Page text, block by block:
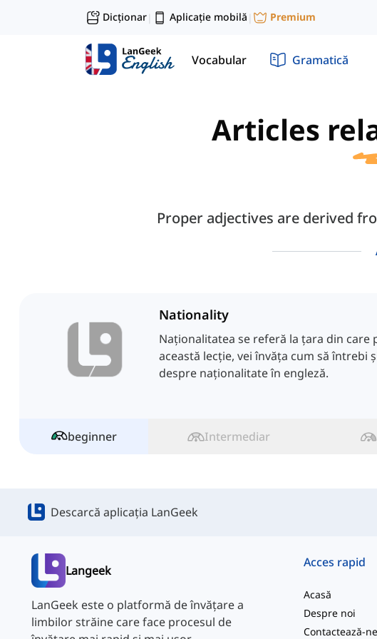
Dicționar| Aplicație mobilă | Premium
Vocabular Gramatică
Articles
Proper adjectives are derived
Nationality
Naționalitatea se referă la țara din care
această lecție, vei învăța cum să întrebi
despre naționalitate în engleză.
beginner Intermediar
Descarcă aplicația LanGeek
Langeek
LanGeek este o platformă de învățare a
limbilor străine care face procesul de
Acces rapid
Acasă
Despre noi
Contactează-ne